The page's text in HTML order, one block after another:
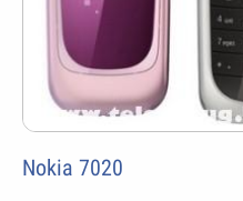
Nokia 7020